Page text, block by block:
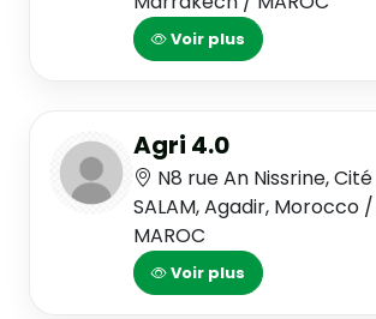
Voir plus
Agri 4.0
N8 rue An Nissrine, Cité
SALAM, Agadir, Morocco
MAROC
Voir plus